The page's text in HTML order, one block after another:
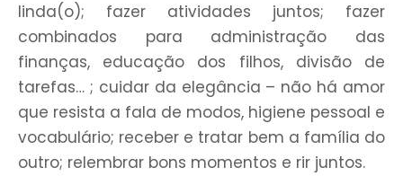
linda(o); fazer atividades juntos; fazer
combinados para administração das
finanças, educação dos filhos, divisão de
tarefas… ; cuidar da elegância – não há amor
que resista a fala de modos, higiene pessoal e
vocabulário; receber e tratar bem a família do
outro; relembrar bons momentos e rir juntos.